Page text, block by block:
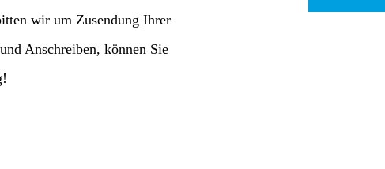
wir um Zusendung Ihrer
Anschreiben, können Sie